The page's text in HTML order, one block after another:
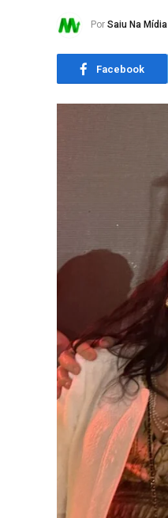
Por Saiu Na Mídia
Facebook